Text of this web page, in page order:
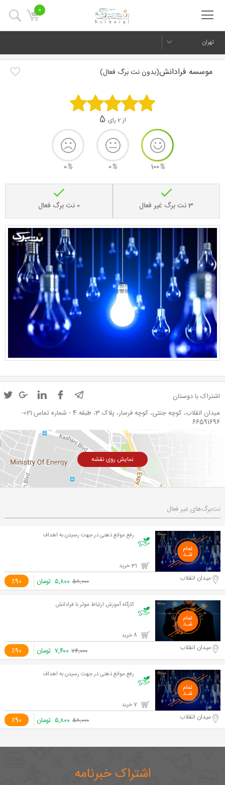
0
تهران
موسسه فرادانش(بدون نت برگ فعال)
از 2 رای 5
100%
0%
0%
3 نت برگ غیر فعال 0 نت برگ فعال
اشتراک با دوستان
میدان انقلاب، کوچه جنتی، کوچه فرسار، پلاک 3، طبقه 4 - شماره تماس:021-
66591696
نمایش روی نقشه
نت‌برگ‌های غیر فعال
رفع موانع ذهنی در جهت رسیدن به اهداف
٪90 میدان انقلاب ۵۸,۰۰۰ ۵,۸۰۰ تومان
کارگاه آموزش ارتباط موثر با فرادانش
٪90 میدان انقلاب ۷۴,۰۰۰ ۷,۴۰۰ تومان
رفع موانع ذهنی در جهت رسیدن به اهداف
٪90 میدان انقلاب ۵۸,۰۰۰ ۵,۸۰۰ تومان
اشتراک خبرنامه